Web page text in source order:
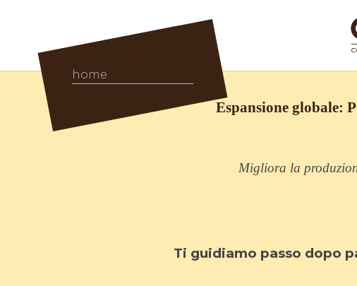
home
Espansione globale:
Migliora la
Ti guidiamo passo dopo